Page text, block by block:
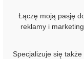
Łączę moją pasję
reklamy i
Specjalizuje się